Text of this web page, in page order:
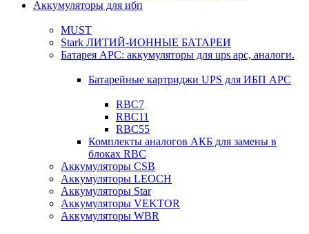
Аккумуляторы для ибп
MUST
Stark ЛИТИЙ-ИОННЫЕ БАТАРЕИ
Батарея APC: аккумуляторы для ups apc, аналоги.
Батарейные картриджи UPS для ИБП APC
RBC7
RBC11
RBC55
Комплекты аналогов АКБ для замены в
блоках RBC
Аккумуляторы CSB
Аккумуляторы LEOCH
Аккумуляторы Star
Аккумуляторы VEKTOR
Аккумуляторы WBR